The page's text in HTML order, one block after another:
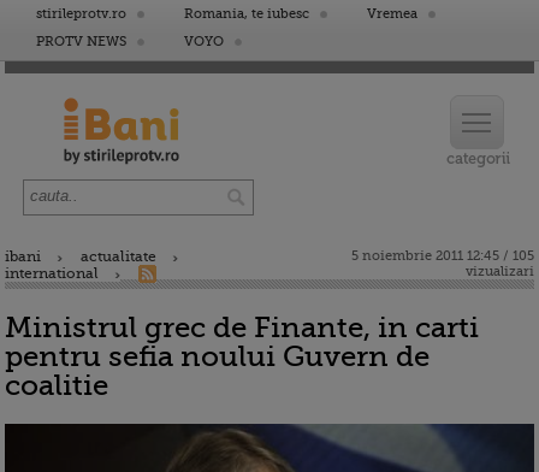
stirileprotv.ro Romania, te iubesc
Vremea
PROTV NEWS
VOYO
ibani
actualitate
international
5 noiembrie 2011 12:45 / 105
vizualizari
Ministrul grec de Finante, in carti
pentru sefia noului Guvern de
coalitie